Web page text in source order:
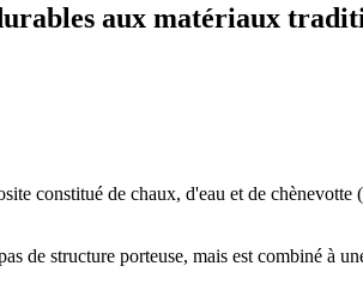
aux matériaux
constitué de chaux, d'eau et de chènevotte
de structure porteuse, mais est combiné à